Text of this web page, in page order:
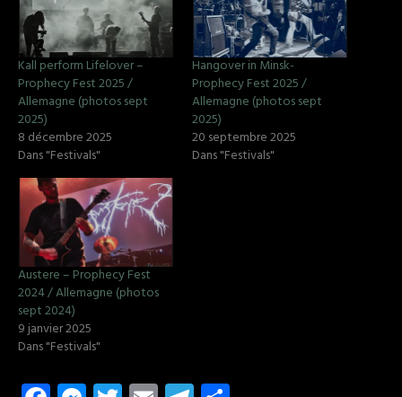
Kall perform Lifelover –
Prophecy Fest 2025 /
Allemagne (photos sept
2025)
8 décembre 2025
Dans "Festivals"
Hangover in Minsk-
Prophecy Fest 2025 /
Allemagne (photos sept
2025)
20 septembre 2025
Dans "Festivals"
Austere – Prophecy Fest
2024 / Allemagne (photos
sept 2024)
9 janvier 2025
Dans "Festivals"